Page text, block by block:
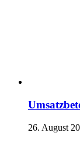
26. August